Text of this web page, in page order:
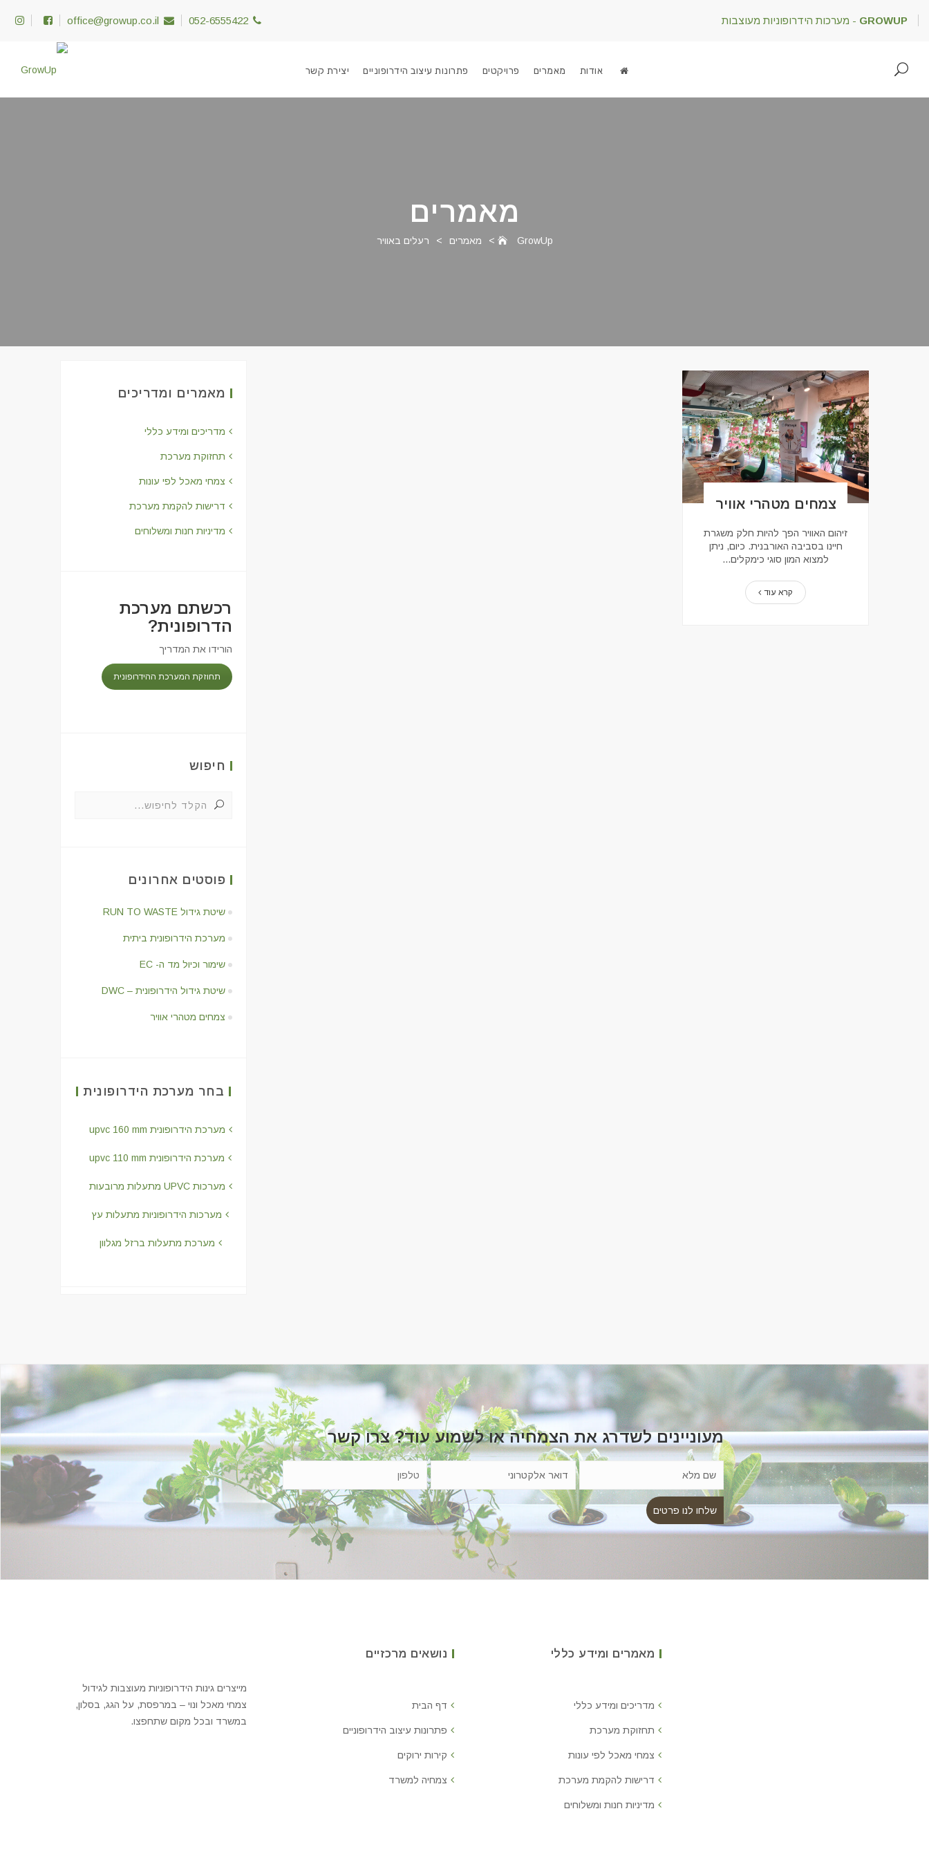
office@growup.co.il 052-6555422 GROWUP - מערכות הידרופוניות מעוצבות
אודות מאמרים פרויקטים פתרונות עיצוב הידרופוניים יצירת קשר
מאמרים
GrowUp
> מאמרים > רעלים באוויר
צמחים מטהרי אוויר
זיהום האוויר הפך להיות חלק משגרת
חיינו בסביבה האורבנית. כיום, ניתן
למצוא המון סוגי כימקלים...
קרא עוד
מאמרים ומדריכים
מדריכים ומידע כללי
תחזוקת מערכת
צמחי מאכל לפי עונות
דרישות להקמת מערכת
מדיניות חנות ומשלוחים
רכשתם מערכת
הדרופונית?
הורידו את המדריך
תחוזקת המערכת ההידרופונית
חיפוש
פוסטים אחרונים
שיטת גידול RUN TO WASTE
מערכת הידרופונית ביתית
שימור וכיול מד ה- EC
שיטת גידול הידרופונית – DWC
צמחים מטהרי אוויר
בחר מערכת הידרופונית
מערכת הידרופונית upvc 160 mm
מערכת הידרופונית upvc 110 mm
מערכות UPVC מתעלות מרובעות
מערכות הידרופוניות מתעלות עץ
מערכת מתעלות ברזל מגלוון
מעוניינים לשדרג את הצמחיה או לשמוע עוד? צרו קשר
מאמרים ומידע כללי
מדריכים ומידע כללי
תחזוקת מערכת
צמחי מאכל לפי עונות
דרישות להקמת מערכת
מדיניות חנות ומשלוחים
נושאים מרכזיים
דף הבית
פתרונות עיצוב הידרופוניים
קירות ירוקים
צמחיה למשרד
מייצרים גינות הידרופוניות מעוצבות לגידול
צמחי מאכל ונוי – במרפסת, על הגג, בסלון,
במשרד ובכל מקום שתחפצו.